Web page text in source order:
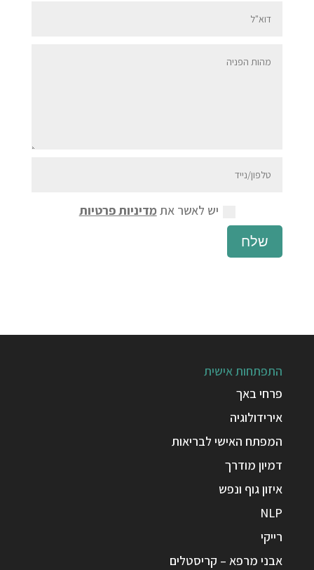
יש לאשר את מדיניות פרטיות
שלח
התפתחות אישית
פרחי באך
אירידולוגיה
המפתח האישי לבריאות
דמיון מודרך
איזון גוף ונפש
NLP
רייקי
אבני מרפא – קריסטלים